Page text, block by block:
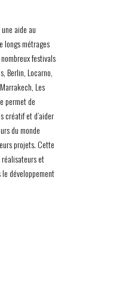
aide au
longs métrages
festivals
Berlin, Locarno,
Les
permet de
créatif et d’aider
du monde
projets. Cette
et
développement